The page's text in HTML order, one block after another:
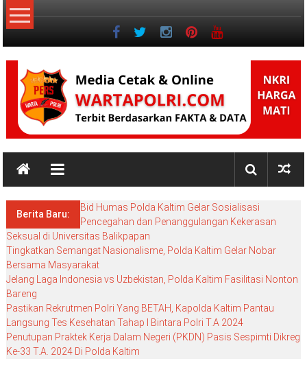
Lompat
ke
NKRI
NKRI
MATIBerita Baru:
Bid Humas Polda Kaltim Gelar Sosialisasi
Pencegahan dan Penanggulangan Kekerasan
Seksual di Universitas Balikpapan
Tingkatkan Semangat Nasionalisme, Polda Kaltim Gelar Nobar
Bersama Masyarakat
Jelang Laga Indonesia vs Uzbekistan, Polda Kaltim Fasilitasi Nonton
Bareng
Pastikan Rekrutmen Polri Yang BETAH, Kapolda Kaltim Pantau
Langsung Tes Kesehatan Tahap I Bintara Polri T.A 2024
Penutupan Praktek Kerja Dalam Negeri (PKDN) Pasis Sespimti Dikreg
Ke-33 T.A. 2024 Di Polda Kaltim